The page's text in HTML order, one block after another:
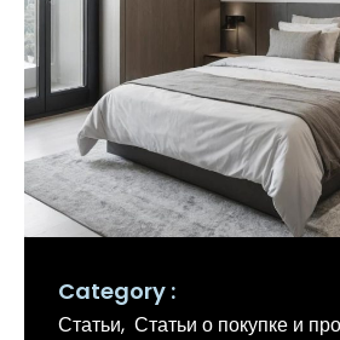
Category
Статьи Статьи о покупке и